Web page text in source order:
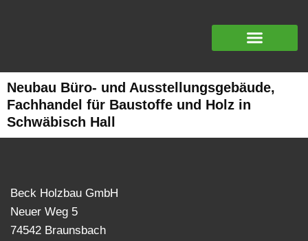
Neubau Büro- und Ausstellungsgebäude,
Fachhandel für Baustoffe und Holz in
Schwäbisch Hall
Beck Holzbau GmbH
Neuer Weg 5
74542 Braunsbach